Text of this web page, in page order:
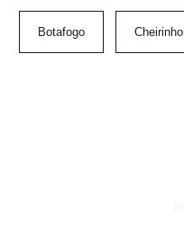
Botafogo Cheirinho